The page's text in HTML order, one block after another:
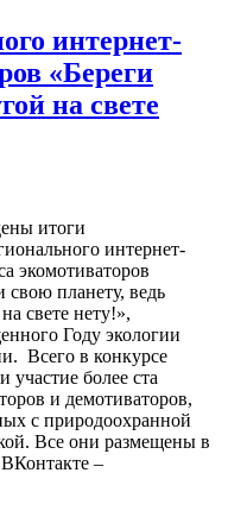
интернет-
«Береги
на свете
итоги
интернет-
экомотиваторов
свою планету, ведь
свете нету!»,
Году экологии
Всего в конкурсе
участие более ста
и демотиваторов,
с природоохранной
Все они размещены в
–